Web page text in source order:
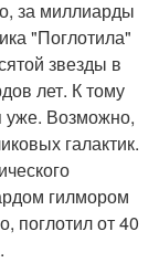
за миллиарды
"Поглотила"
звезды в
лет. К тому
уже. Возможно,
галактик.
гилмором
поглотил от 40